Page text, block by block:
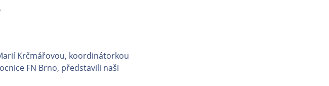
Krčmářovou, koordinátorkou
FN Brno, představili naši